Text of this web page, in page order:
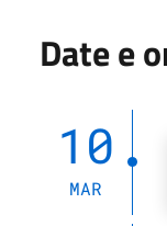
Date e
10
MAR